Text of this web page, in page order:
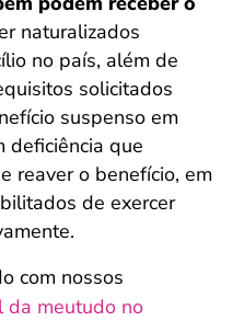
naturalizados
no país, além de
solicitados
suspenso em
deficiência que
reaver o benefício, em
de exercer
com nossos
da meutudo no